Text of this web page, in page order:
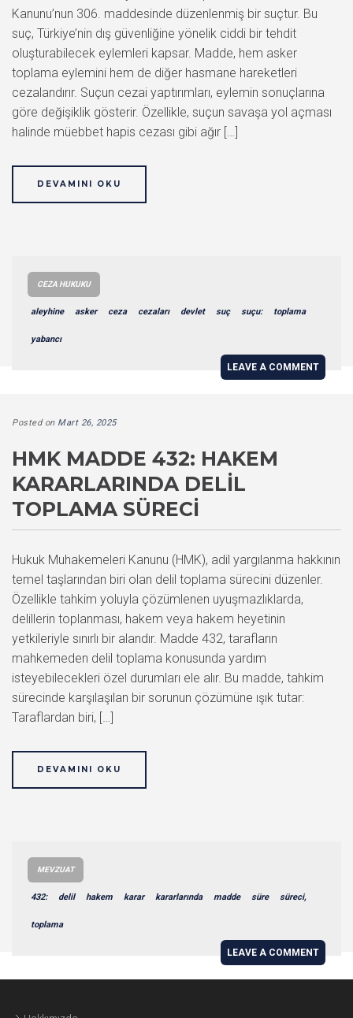
Kanunu’nun 306. maddesinde düzenlenmiş bir suçtur. Bu
suç, Türkiye’nin dış güvenliğine yönelik ciddi bir tehdit
oluşturabilecek eylemleri kapsar. Madde, hem asker
toplama eylemini hem de diğer hasmane hareketleri
cezalandırır. Suçun cezai yaptırımları, eylemin sonuçlarına
göre değişiklik gösterir. Özellikle, suçun savaşa yol açması
halinde müebbet hapis cezası gibi ağır […]
DEVAMINI OKU
CEZA HUKUKU
aleyhine asker ceza cezaları devlet suç suçu: toplama
yabancı
LEAVE A COMMENT
Posted on Mart 26, 2025
HMK MADDE 432: HAKEM
KARARLARINDA DELIL
TOPLAMA SÜRECI
Hukuk Muhakemeleri Kanunu (HMK), adil yargılanma hakkının
temel taşlarından biri olan delil toplama sürecini düzenler.
Özellikle tahkim yoluyla çözümlenen uyuşmazlıklarda,
delillerin toplanması, hakem veya hakem heyetinin
yetkileriyle sınırlı bir alandır. Madde 432, tarafların
mahkemeden delil toplama konusunda yardım
isteyebilecekleri özel durumları ele alır. Bu madde, tahkim
sürecinde karşılaşılan bir sorunun çözümüne ışık tutar:
Taraflardan biri, […]
DEVAMINI OKU
MEVZUAT
432: delil hakem karar kararlarında madde süre süreci,
toplama
LEAVE A COMMENT